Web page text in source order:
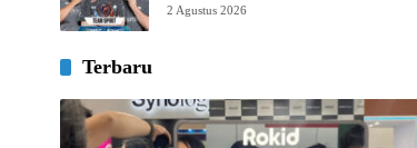
2 Agustus 2026
Terbaru